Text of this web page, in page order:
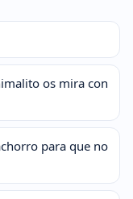
os mira con
para que no